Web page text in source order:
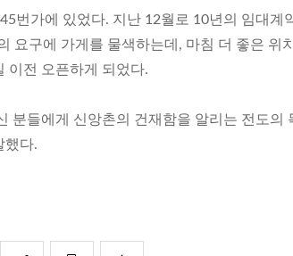
번가에 있었다. 지난 12월로 10년의 임대계
요구에 가게를 물색하는데, 마침 더 좋은 위
이전 오픈하게 되었다.
분들에게 신앙촌의 건재함을 알리는 전도의
했다.